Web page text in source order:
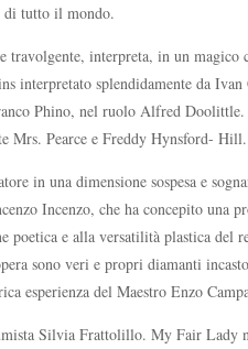
di tutto il mondo.
interpreta, in un
interpretato splendidamente da
Phino, nel ruolo Alfred
Mrs. Pearce e Freddy Hynsford- Hill.
in una dimensione sospesa e
Incenzo, che ha concepito
e alla versatilità plastica
sono veri e propri diamanti
esperienza del Maestro Enzo
Silvia Frattolillo. My Fair Lady